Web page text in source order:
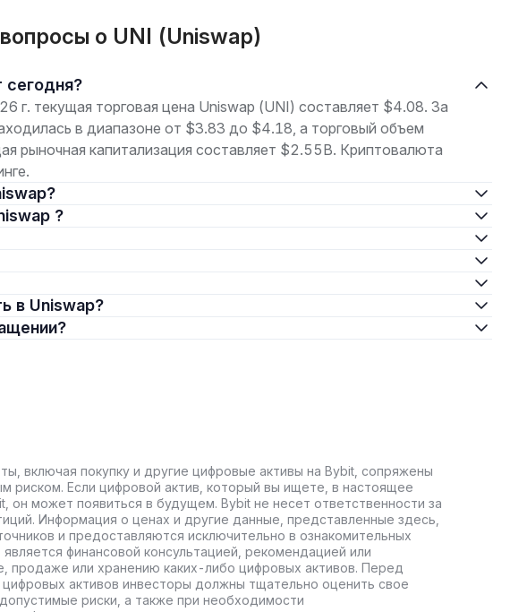
и развития сети Uniswap: владельцы UNI участвуют в голосованиях за
токена администрирования и управления. Этот тип токенов
под руководством сообщества. Каждый токен UNI предоставляет
развития Uniswap.
2020 года, и сейчас этот токен торгуется на открытом рынке и доступен
в 2018 году Хейденом Адамсом (Hayden Adams), бывшим инженером-
на блокчейне Ethereum и использует язык программирования Solidity.
платформа для торговли криптовалютами. Она основана на различных
обменивать монеты, и значительно отличается от обычных бирж.
провайдерам ликвидности и трейдерам действовать на
рынке. Эта сеть решает проблему ликвидности с помощью
но к ней можно подключиться через поддерживаемый кошелёк Ethereum,
о UNI (Uniswap)
сегодня?
г. текущая торговая цена Uniswap (UNI) составляет $4.08. За
в диапазоне от $3.83 до $4.18, а торговый объем
рыночная капитализация составляет $2.55B. Криптовалюта
?
в Uniswap?
включая покупку и другие цифровые активы на Bybit, сопряжены
риском. Если цифровой актив, который вы ищете, в настоящее
он может появиться в будущем. Bybit не несет ответственности за
Информация о ценах и другие данные, представленные здесь,
и предоставляются исключительно в ознакомительных
финансовой консультацией, рекомендацией или
продаже или хранению каких-либо цифровых активов. Перед
цифровых активов инвесторы должны тщательно оценить свое
риски, а также при необходимости